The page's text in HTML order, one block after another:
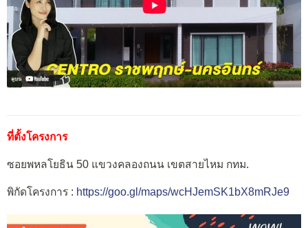
ที่ตั้งโครงการ
ซอยพหลโยธิน 50 แขวงคลองถนน เขตสายไหม กทม.
พิกัดโครงการ : https://goo.gl/maps/wcHJemSK1bX8mRJe9